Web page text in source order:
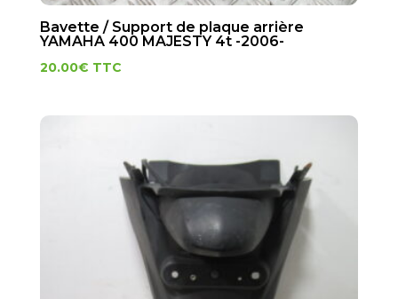
Bavette / Support de plaque arrière
YAMAHA 400 MAJESTY 4t -2006-
20.00€ TTC